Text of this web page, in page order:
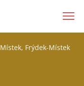
Místek, Frýdek-Místek